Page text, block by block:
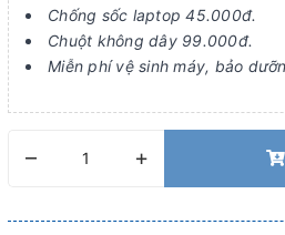
Chống sốc laptop 45.000đ.
Chuột không dây 99.000đ.
Miễn phí vệ sinh máy, bảo
– +